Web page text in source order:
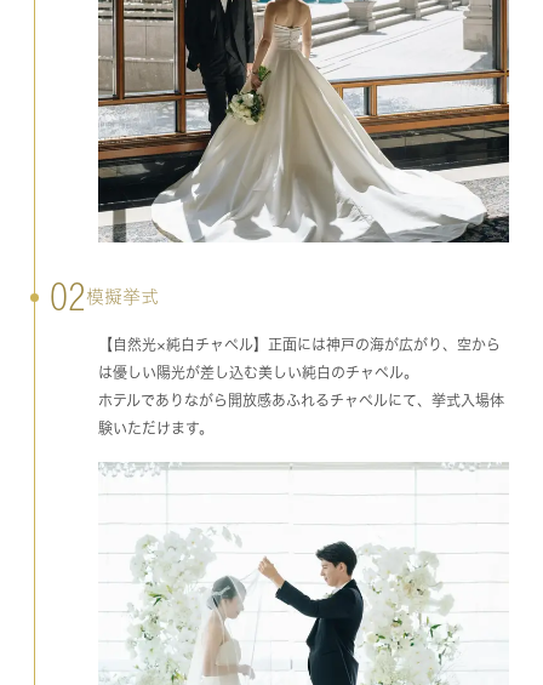
02模擬挙式
【自然光×純白チャペル】正面には神戸の海が広がり、空から
は優しい陽光が差し込む美しい純白のチャペル。
ホテルでありながら開放感あふれるチャペルにて、挙式入場体
験いただけます。